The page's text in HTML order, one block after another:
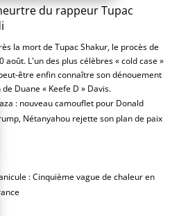
du rappeur Tupac
la mort de Tupac Shakur, le procès de
L'un des plus célèbres « cold case »
être enfin connaître son dénouement
Duane « Keefe D » Davis.
: nouveau camouflet pour Donald
Nétanyahou rejette son plan de paix
: Cinquième vague de chaleur en